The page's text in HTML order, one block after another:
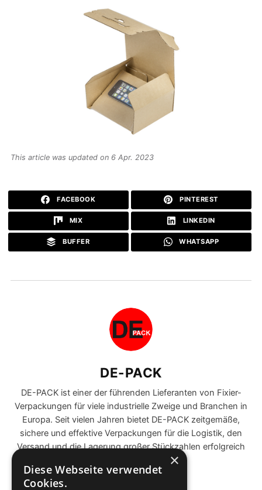
This article was updated on 6 Apr. 2023
FACEBOOK PINTEREST
MIX LINKEDIN
BUFFER WHATSAPP
DE-PACK
DE-PACK ist einer der führenden Lieferanten von Fixier-
Verpackungen für viele industrielle Zweige und Branchen in
Europa. Seit vielen Jahren bietet DE-PACK zeitgemäße,
sichere und effektive Verpackungen für die Logistik, den
Versand und die Lagerung großer Stückzahlen erfolgreich
×
Diese Webseite verwendet
Cookies.